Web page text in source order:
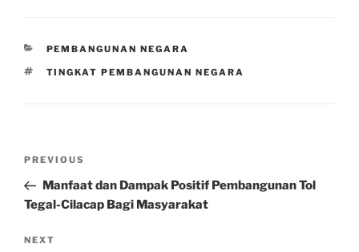
CATEGORIES
PEMBANGUNAN NEGARA
TAGS
TINGKAT PEMBANGUNAN NEGARA
Previous
Post
PREVIOUS
Manfaat dan Dampak Positif Pembangunan Tol
Tegal-Cilacap Bagi Masyarakat
Next
NEXT